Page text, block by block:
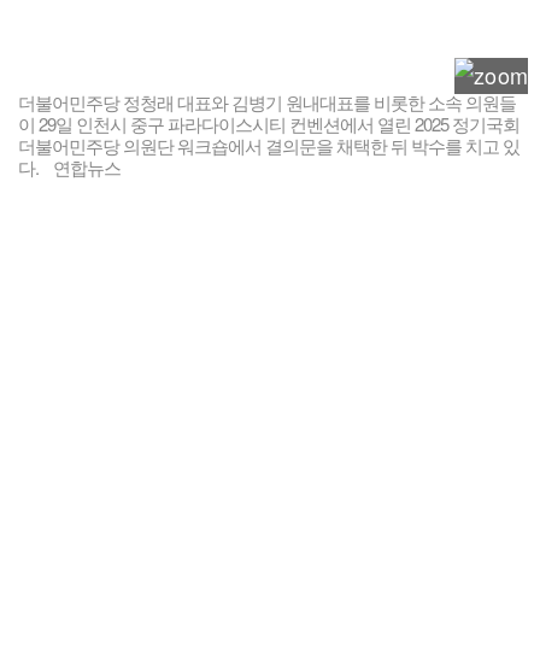
더불어민주당 정청래 대표와 김병기 원내대표를 비롯한 소속 의원들
이 29일 인천시 중구 파라다이스시티 컨벤션에서 열린 2025 정기국회
더불어민주당 의원단 워크숍에서 결의문을 채택한 뒤 박수를 치고 있
다. 연합뉴스